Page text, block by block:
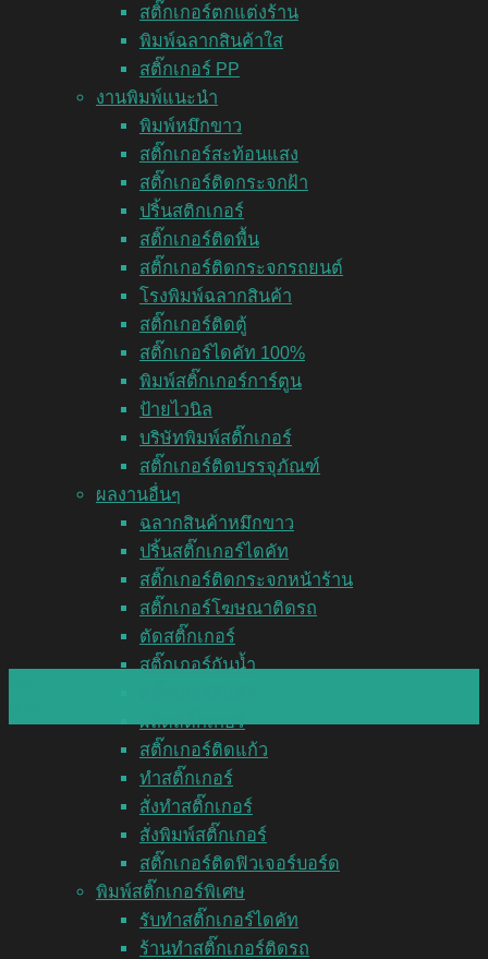
สติ๊กเกอร์ตกแต่งร้าน
พิมพ์ฉลากสินค้าใส
สติ๊กเกอร์ PP
งานพิมพ์แนะนำ
พิมพ์หมึกขาว
สติ๊กเกอร์สะท้อนแสง
สติ๊กเกอร์ติดกระจกฝ้า
ปริ้นสติกเกอร์
สติ๊กเกอร์ติดพื้น
สติ๊กเกอร์ติดกระจกรถยนต์
โรงพิมพ์ฉลากสินค้า
สติ๊กเกอร์ติดตู้
สติ๊กเกอร์ไดคัท 100%
พิมพ์สติ๊กเกอร์การ์ตูน
ป้ายไวนิล
บริษัทพิมพ์สติ๊กเกอร์
สติ๊กเกอร์ติดบรรจุภัณฑ์
ผลงานอื่นๆ
ฉลากสินค้าหมึกขาว
ปริ้นสติ๊กเกอร์ไดคัท
สติ๊กเกอร์ติดกระจกหน้าร้าน
สติ๊กเกอร์โฆษณาติดรถ
ตัดสติ๊กเกอร์
สติ๊กเกอร์กันน้ำ
ผลิตสติ๊กเกอร์
สติ๊กเกอร์ติดแก้ว
ทำสติ๊กเกอร์
สั่งทำสติ๊กเกอร์
สั่งพิมพ์สติ๊กเกอร์
สติ๊กเกอร์ติดฟิวเจอร์บอร์ด
พิมพ์สติ๊กเกอร์พิเศษ
รับทำสติ๊กเกอร์ไดคัท
ร้านทำสติ๊กเกอร์ติดรถ